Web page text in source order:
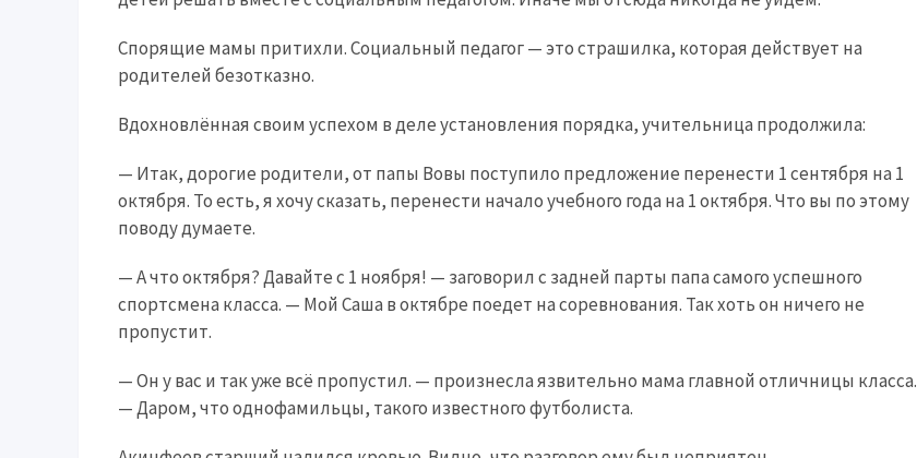
Спорящие мамы притихли. Социальный педагог — это страшилка, которая действует на
родителей безотказно.
Вдохновлённая своим успехом в деле установления порядка, учительница продолжила:
— Итак, дорогие родители, от папы Вовы поступило предложение перенести 1 сентября на 1
октября. То есть, я хочу сказать, перенести начало учебного года на 1 октября. Что вы по этому
поводу думаете.
— А что октября? Давайте с 1 ноября! — заговорил с задней парты папа самого успешного
спортсмена класса. — Мой Саша в октябре поедет на соревнования. Так хоть он ничего не
пропустит.
— Он у вас и так уже всё пропустил. — произнесла язвительно мама главной отличницы класса.
— Даром, что однофамильцы, такого известного футболиста.